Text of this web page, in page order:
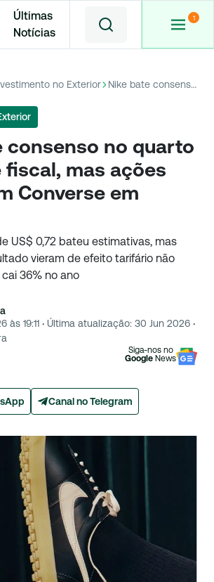
Últimas
Notícias
no Exterior Nike bate consenso no quarto trimestre fiscal, mas ações caem com Converse em colapso
consenso no quarto
mas ações
Converse em
US$ 0,72 bateu estimativas, mas
vieram de efeito tarifário não
36% no ano
às 19:11 · Última atualização: 30 Jun 2026 ·
Siga-nos no
Google News
Canal no Telegram